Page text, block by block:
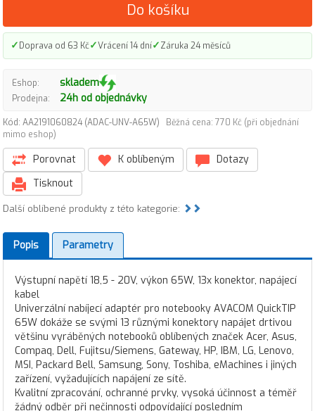
Do košíku
✓Doprava od 63 Kč✓Vrácení 14 dní✓Záruka 24 měsíců
Eshop: skladem
Prodejna: 24h od objednávky
Kód: AA2191060824 (ADAC-UNV-A65W)
Běžná cena: 770 Kč (při objednání
mimo eshop)
Porovnat K oblíbeným
Dotazy
Tisknout
Další oblíbené produkty z této kategorie:
Popis Parametry
Výstupní napětí 18,5 - 20V, výkon 65W, 13x konektor, napájecí
kabel
Univerzální nabíjecí adaptér pro notebooky AVACOM QuickTIP
65W dokáže se svými 13 různými konektory napájet drtivou
většinu vyráběných notebooků oblíbených značek Acer, Asus,
Compaq, Dell, Fujitsu/Siemens, Gateway, HP, IBM, LG, Lenovo,
MSI, Packard Bell, Samsung, Sony, Toshiba, eMachines i jiných
zařízení, vyžadujících napájení ze sítě.
Kvalitní zpracování, ochranné prvky, vysoká účinnost a téměř
žádný odběr při nečinnosti odpovídající posledním